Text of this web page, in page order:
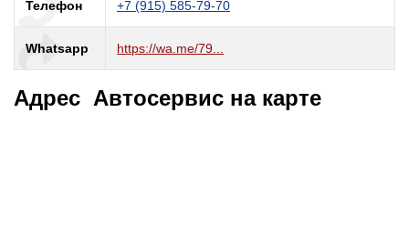
Телефон +7 (915) 585-79-70
Whatsapp https://wa.me/79...
Адрес Автосервис на карте